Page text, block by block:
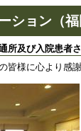
ョン（福
及び入院患者
様に心より感謝